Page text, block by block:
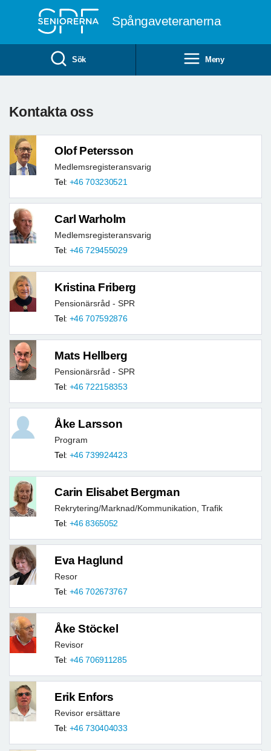
Spångaveteranerna
Sök Meny
Kontakta oss
Olof Petersson
Medlemsregisteransvarig
Tel: +46 703230521
Carl Warholm
Medlemsregisteransvarig
Tel: +46 729455029
Kristina Friberg
Pensionärsråd - SPR
Tel: +46 707592876
Mats Hellberg
Pensionärsråd - SPR
Tel: +46 722158353
Åke Larsson
Program
Tel: +46 739924423
Carin Elisabet Bergman
Rekrytering/Marknad/Kommunikation, Trafik
Tel: +46 8365052
Eva Haglund
Resor
Tel: +46 702673767
Åke Stöckel
Revisor
Tel: +46 706911285
Erik Enfors
Revisor ersättare
Tel: +46 730404033